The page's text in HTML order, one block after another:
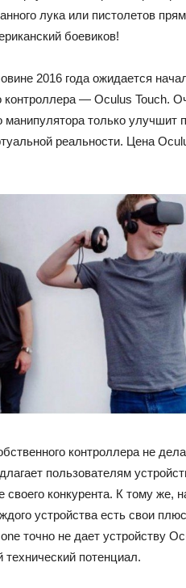
лука или пистолетов
боевиков!
2016 года ожидается
контроллера — Oculus Touch.
манипулятора только улучшит
реальности. Цена
контроллера не
пользователям
своего конкурента. К тому же,
устройства есть свои
точно не дает устройству
технический потенциал.